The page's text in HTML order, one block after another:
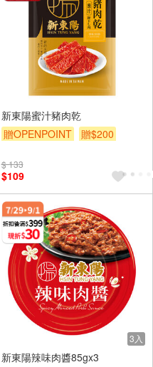
新東陽蜜汁豬肉乾
贈OPENPOINT
贈$200
$ 133
$109
3入
新東陽辣味肉醬85gx3